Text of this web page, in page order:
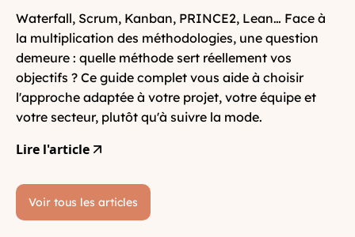
Waterfall, Scrum, Kanban, PRINCE2, Lean… Face à
la multiplication des méthodologies, une question
demeure : quelle méthode sert réellement vos
objectifs ? Ce guide complet vous aide à choisir
l'approche adaptée à votre projet, votre équipe et
votre secteur, plutôt qu'à suivre la mode.
Lire l'article
Voir tous les articles